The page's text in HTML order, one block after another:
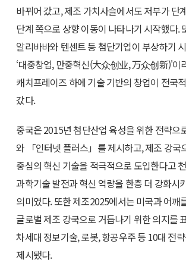
바뀌어 갔고, 제조 가치사슬에서도 저부가 단
단계 쪽으로 상향 이동이 나타나기 시작했다.
알리바바와 텐센트 등 첨단기업이 부상하기
‘대중창업, 만중혁신(大众创业, 万众创新)'이
캐치프레이즈 하에 기술 기반의 창업이 전국
갔다.
중국은 2015년 첨단산업 육성을 위한 전략으
와 「인터넷 플러스」를 제시하고, 제조 강국
중심의 혁신 기술을 적극적으로 도입한다고
과학기술 발전과 혁신 역량을 한층 더 강화시
의미였다. 또한 제조2025에서는 미국과 어깨
글로벌 제조 강국으로 거듭나기 위한 의지를
차세대 정보기술, 로봇, 항공우주 등 10대 전
제시됐다.